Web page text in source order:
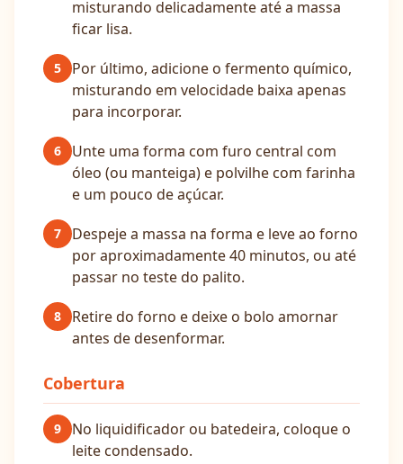
misturando delicadamente até a massa
ficar lisa.
5
Por último, adicione o fermento químico,
misturando em velocidade baixa apenas
para incorporar.
6
Unte uma forma com furo central com
óleo (ou manteiga) e polvilhe com farinha
e um pouco de açúcar.
7
Despeje a massa na forma e leve ao forno
por aproximadamente 40 minutos, ou até
passar no teste do palito.
8
Retire do forno e deixe o bolo amornar
antes de desenformar.
Cobertura
9
No liquidificador ou batedeira, coloque o
leite condensado.